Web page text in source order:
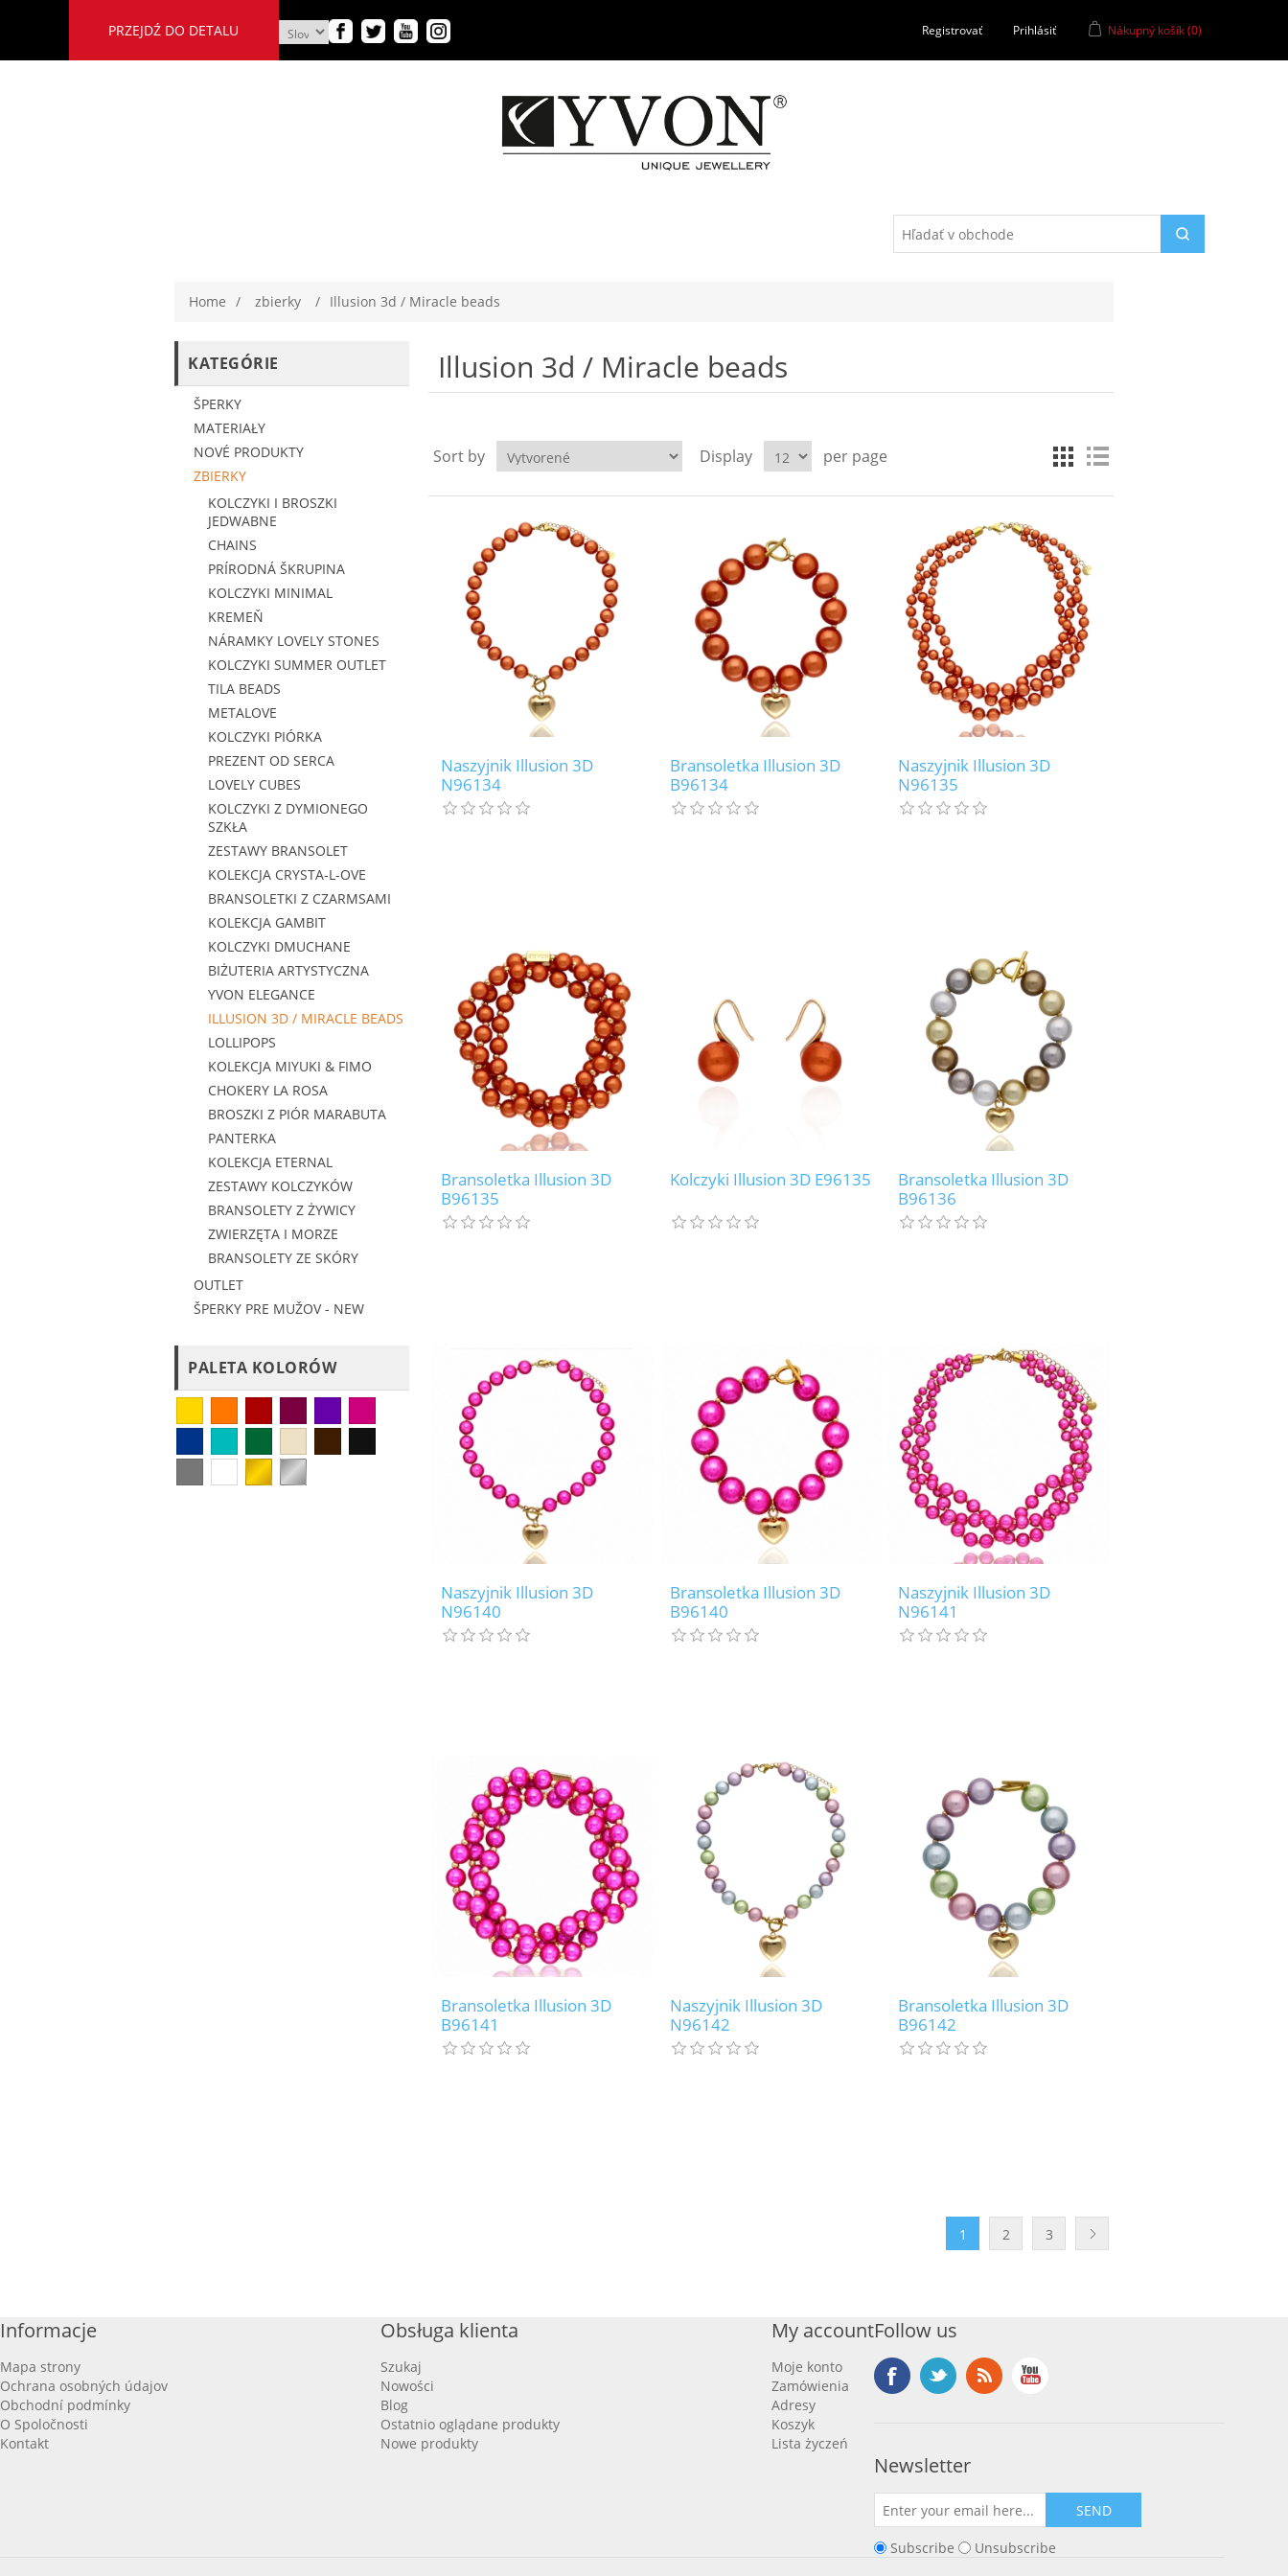
PRZEJDŹ DO DETALU Registrovať Prihlásiť Nákupný košík(0)
Home / zbierky / Illusion 3d / Miracle beads
KATEGÓRIE
ŠPERKY
MATERIAŁY
NOVÉ PRODUKTY
ZBIERKY
KOLCZYKI I BROSZKI
JEDWABNE
CHAINS
PRÍRODNÁ ŠKRUPINA
KOLCZYKI MINIMAL
KREMEŇ
NÁRAMKY LOVELY STONES
KOLCZYKI SUMMER OUTLET
TILA BEADS
METALOVE
KOLCZYKI PIÓRKA
PREZENT OD SERCA
LOVELY CUBES
KOLCZYKI Z DYMIONEGO
SZKŁA
ZESTAWY BRANSOLET
KOLEKCJA CRYSTA-L-OVE
BRANSOLETKI Z CZARMSAMI
KOLEKCJA GAMBIT
KOLCZYKI DMUCHANE
BIŻUTERIA ARTYSTYCZNA
YVON ELEGANCE
ILLUSION 3D / MIRACLE BEADS
LOLLIPOPS
KOLEKCJA MIYUKI & FIMO
CHOKERY LA ROSA
BROSZKI Z PIÓR MARABUTA
PANTERKA
KOLEKCJA ETERNAL
ZESTAWY KOLCZYKÓW
BRANSOLETY Z ŻYWICY
ZWIERZĘTA I MORZE
BRANSOLETY ZE SKÓRY
OUTLET
ŠPERKY PRE MUŽOV - NEW
PALETA KOLORÓW
Illusion 3d / Miracle beads
Sort by Display per page
Naszyjnik Illusion 3D
N96134
Bransoletka Illusion 3D
B96134
Naszyjnik Illusion 3D
N96135
Bransoletka Illusion 3D
B96135
Kolczyki Illusion 3D E96135
Bransoletka Illusion 3D
B96136
Naszyjnik Illusion 3D
N96140
Bransoletka Illusion 3D
B96140
Naszyjnik Illusion 3D
N96141
Bransoletka Illusion 3D
B96141
Naszyjnik Illusion 3D
N96142
Bransoletka Illusion 3D
B96142
1 2 3
Informacje
Mapa strony
Ochrana osobných údajov
Obchodní podmínky
O Spoločnosti
Kontakt
Obsługa klienta
Szukaj
Nowości
Blog
Ostatnio oglądane produkty
Nowe produkty
My account
Moje konto
Zamówienia
Adresy
Koszyk
Lista życzeń
Follow us
Newsletter
SEND
Subscribe Unsubscribe